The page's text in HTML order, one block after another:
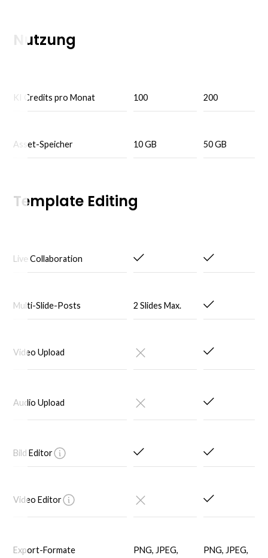
Nutzung
KI Credits pro Monat 100 200
Asset-Speicher 10 GB 50 GB
Template Editing
Live Collaboration
Multi-Slide-Posts 2 Slides Max.
Video Upload
Audio Upload
Bild Editor
Video Editor
Export-Formate
PNG, JPEG,
PNG, JPEG,